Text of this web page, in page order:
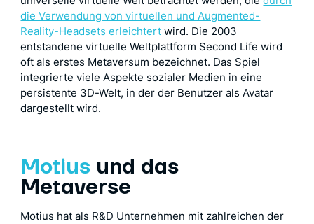
die Verwendung von virtuellen und Augmented-
Reality-Headsets erleichtert wird. Die 2003
entstandene virtuelle Weltplattform Second Life wird
oft als erstes Metaversum bezeichnet. Das Spiel
integrierte viele Aspekte sozialer Medien in eine
persistente 3D-Welt, in der der Benutzer als Avatar
dargestellt wird.
Motius und das
Metaverse
Motius hat als R&D Unternehmen mit zahlreichen der